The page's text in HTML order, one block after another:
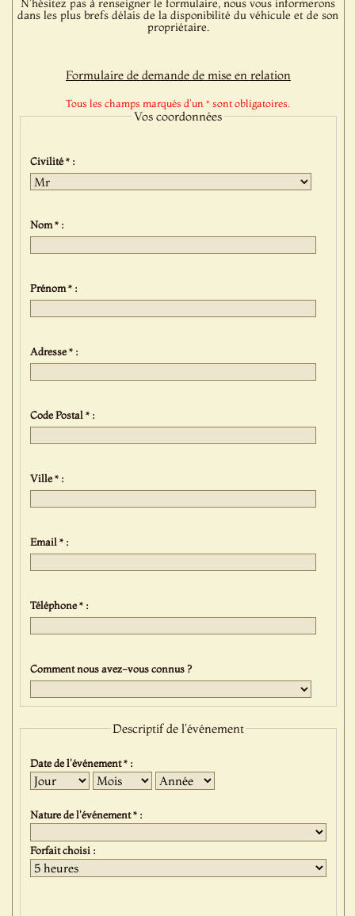
N'hésitez pas à renseigner le formulaire, nous vous informerons
dans les plus brefs délais de la disponibilité du véhicule et de son
propriétaire.
Formulaire de demande de mise en relation
Tous les champs marqués d'un * sont obligatoires.
Vos coordonnées
Civilité * :
Nom * :
Prénom * :
Adresse * :
Code Postal * :
Ville * :
Email * :
Téléphone * :
Comment nous avez-vous connus ?
Descriptif de l'événement
Date de l'événement * :
Jour Mois Année
Nature de l'événement * :
Forfait choisi :